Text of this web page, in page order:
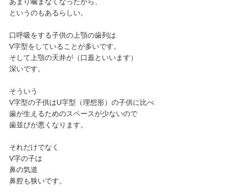
というのもあるらしい。
口呼吸をする子供の上顎の歯列は
V字型をしていることが多いです。
そして上顎の天井が（口蓋といいます）
深いです。
そういう
V字型の子供はU字型（理想形）の子供に比べ
歯が生えるためのスペースが少ないので
歯並びが悪くなります。
それだけでなく
V字の子は
鼻の気道
鼻腔も狭いです。